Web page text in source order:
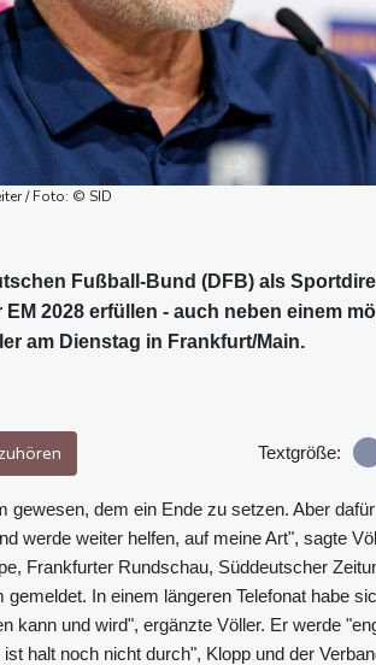
/ Foto: © SID
Fußball-Bund (DFB) als
2028 erfüllen - auch neben einem
am Dienstag in Frankfurt/Main.
Textgröße:
gewesen, dem ein Ende zu setzen. Aber
werde weiter helfen, auf meine Art", sagte
Frankfurter Rundschau, Süddeutscher
gemeldet. In einem längeren Telefonat habe
kann und wird", ergänzte Völler. Er werde
halt noch nicht durch", Klopp und der